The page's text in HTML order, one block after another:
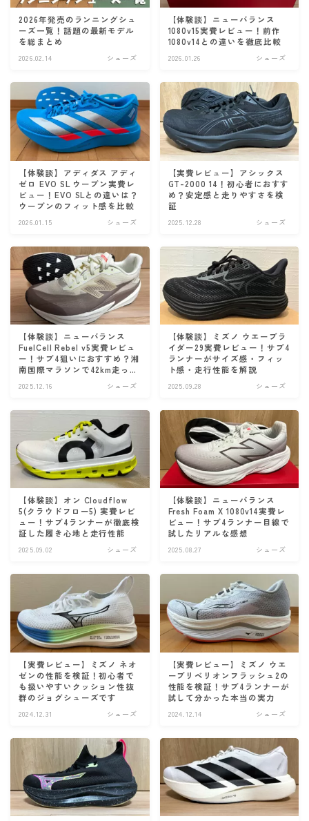
トレーニングプラン
食事と栄養
ランニングコース
運営者情報
お問い合わせ
2026年発売のランニングシュ
ーズ一覧！話題の最新モデル
を総まとめ
2026.02.14 シューズ
【体験談】ニューバランス
1080v15実費レビュー！前作
1080v14との違いを徹底比較
2026.01.26 シューズ
【体験談】アディダス アディ
ゼロ EVO SL ウーブン実費レ
ビュー！EVO SLとの違いは？
ウーブンのフィット感を比較
2026.01.15 シューズ
【実費レビュー】アシックス
GT-2000 14！初心者におすす
め？安定感と走りやすさを検
証
2025.12.28 シューズ
【体験談】ニューバランス
FuelCell Rebel v5実費レビュ
ー！サブ4狙いにおすすめ？湘
南国際マラソンで42km走った
2025.12.16 シューズ
【体験談】ミズノ ウエーブラ
イダー29実費レビュー！サブ4
ランナーがサイズ感・フィッ
ト感・走行性能を解説
2025.09.28 シューズ
【体験談】オン Cloudflow
5(クラウドフロー5) 実費レビ
ュー！サブ4ランナーが徹底検
証した履き心地と走行性能
2025.09.02 シューズ
【体験談】ニューバランス
Fresh Foam X 1080v14実費レ
ビュー！サブ4ランナー目線で
試したリアルな感想
2025.08.27 シューズ
【実費レビュー】ミズノ ネオ
ゼンの性能を検証！初心者で
も扱いやすいクッション性抜
群のジョグシューズです
2024.12.31 シューズ
【実費レビュー】ミズノ ウエ
ーブリベリオンフラッシュ2の
性能を検証！サブ4ランナーが
試して分かった本当の実力
2024.12.14 シューズ